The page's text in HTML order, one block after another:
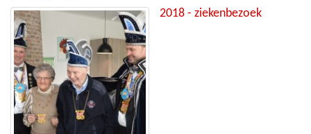
2018 - ziekenbezoek